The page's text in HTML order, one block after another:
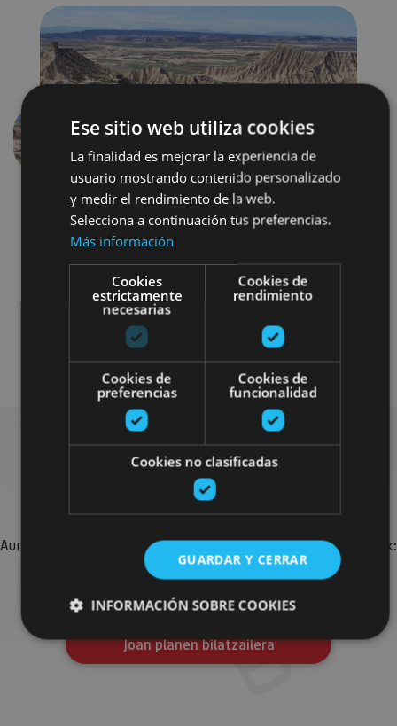
Aurrekoa
Senderismo y montaña
Bilatu plan gehiago
Aurkitu zure bidaia Nafarroan osatzeko planak eta iradokizunak:
jarduera antolatuak, bisitak eta agendaren ekitaldi
Joan planen bilatzailera
Ese sitio web utiliza cookies
La finalidad es mejorar la experiencia de
usuario mostrando contenido personalizado
y medir el rendimiento de la web.
Selecciona a continuación tus preferencias.
Más información
Cookies
estrictamente
necesarias
Cookies de
rendimiento
Cookies de
preferencias
Cookies de
funcionalidad
Cookies no clasificadas
GUARDAR Y CERRAR
INFORMACIÓN SOBRE COOKIES